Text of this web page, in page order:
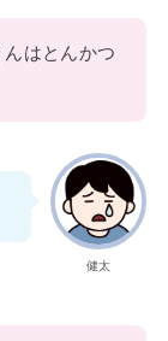
はとんかつ
健太